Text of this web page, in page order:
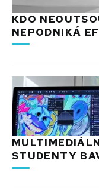
KDO
NEPODNIKÁ
STUDENTY